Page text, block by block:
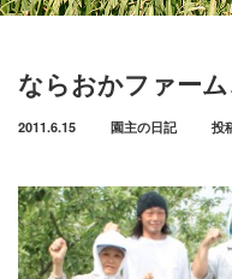
ならおかファー
2011.6.15 園主の日記 投
お問い合わせ
アクセス